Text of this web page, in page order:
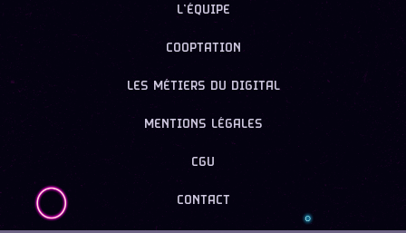
L’ÉQUIPE
COOPTATION
LES MÉTIERS DU DIGITAL
MENTIONS LÉGALES
CGU
CONTACT